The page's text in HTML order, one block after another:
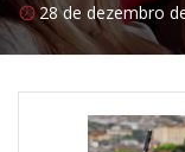
28 de dezembro